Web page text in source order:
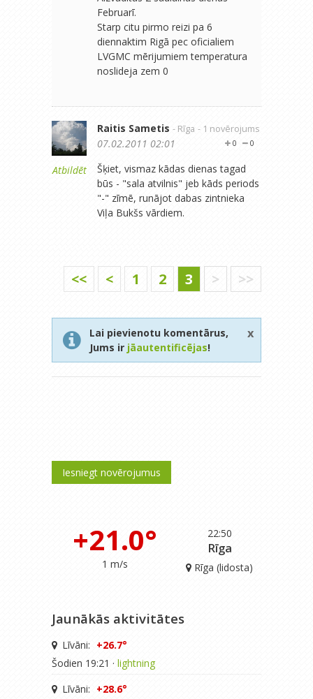
Februarī.
Starp citu pirmo reizi pa 6
diennaktim Rigā pec oficialiem
LVGMC mērijumiem temperatura
noslideja zem 0
Atbildēt
Raitis Sametis - Rīga - 1 novērojums
0
0
07.02.2011 02:01
Šķiet, vismaz kādas dienas tagad
būs - "sala atvilnis" jeb kāds periods
"-" zīmē, runājot dabas zintnieka
Viļa Bukšs vārdiem.
<< < 1 2 3 > >>
Lai pievienotu komentārus,
Jums ir jāautentificējas!
x
Iesniegt novērojumus
22:50
+21.0°
1 m/s
Rīga
Rīga (lidosta)
Jaunākās aktivitātes
Līvāni: +26.7°
Šodien 19:21 · lightning
Līvāni: +28.6°